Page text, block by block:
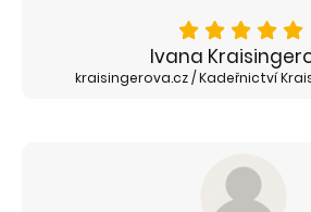
Ivana
kraisingerova.cz / Kadeřnictví